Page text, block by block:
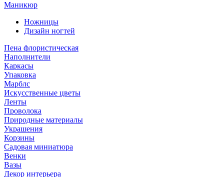
Маникюр
Ножницы
Дизайн ногтей
Пена флористическая
Наполнители
Каркасы
Упаковка
Марблс
Искусственные цветы
Ленты
Проволока
Природные материалы
Украшения
Корзины
Садовая миниатюра
Венки
Вазы
Декор интерьера